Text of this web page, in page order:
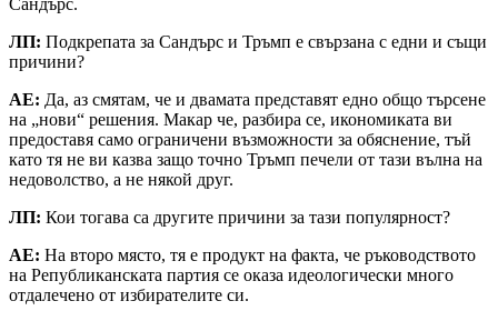
Сандърс.
ЛП: Подкрепата за Сандърс и Тръмп е свързана с едни и същи
причини?
АЕ: Да, аз смятам, че и двамата представят едно общо търсене
на „нови“ решения. Макар че, разбира се, икономиката ви
предоставя само ограничени възможности за обяснение, тъй
като тя не ви казва защо точно Тръмп печели от тази вълна на
недоволство, а не някой друг.
ЛП: Кои тогава са другите причини за тази популярност?
АЕ: На второ място, тя е продукт на факта, че ръководството
на Републиканската партия се оказа идеологически много
отдалечено от избирателите си.